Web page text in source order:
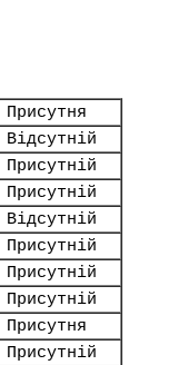
Присутня
Відсутній
Присутній
Присутній
Відсутній
Присутній
Присутній
Присутній
Присутня
Присутній